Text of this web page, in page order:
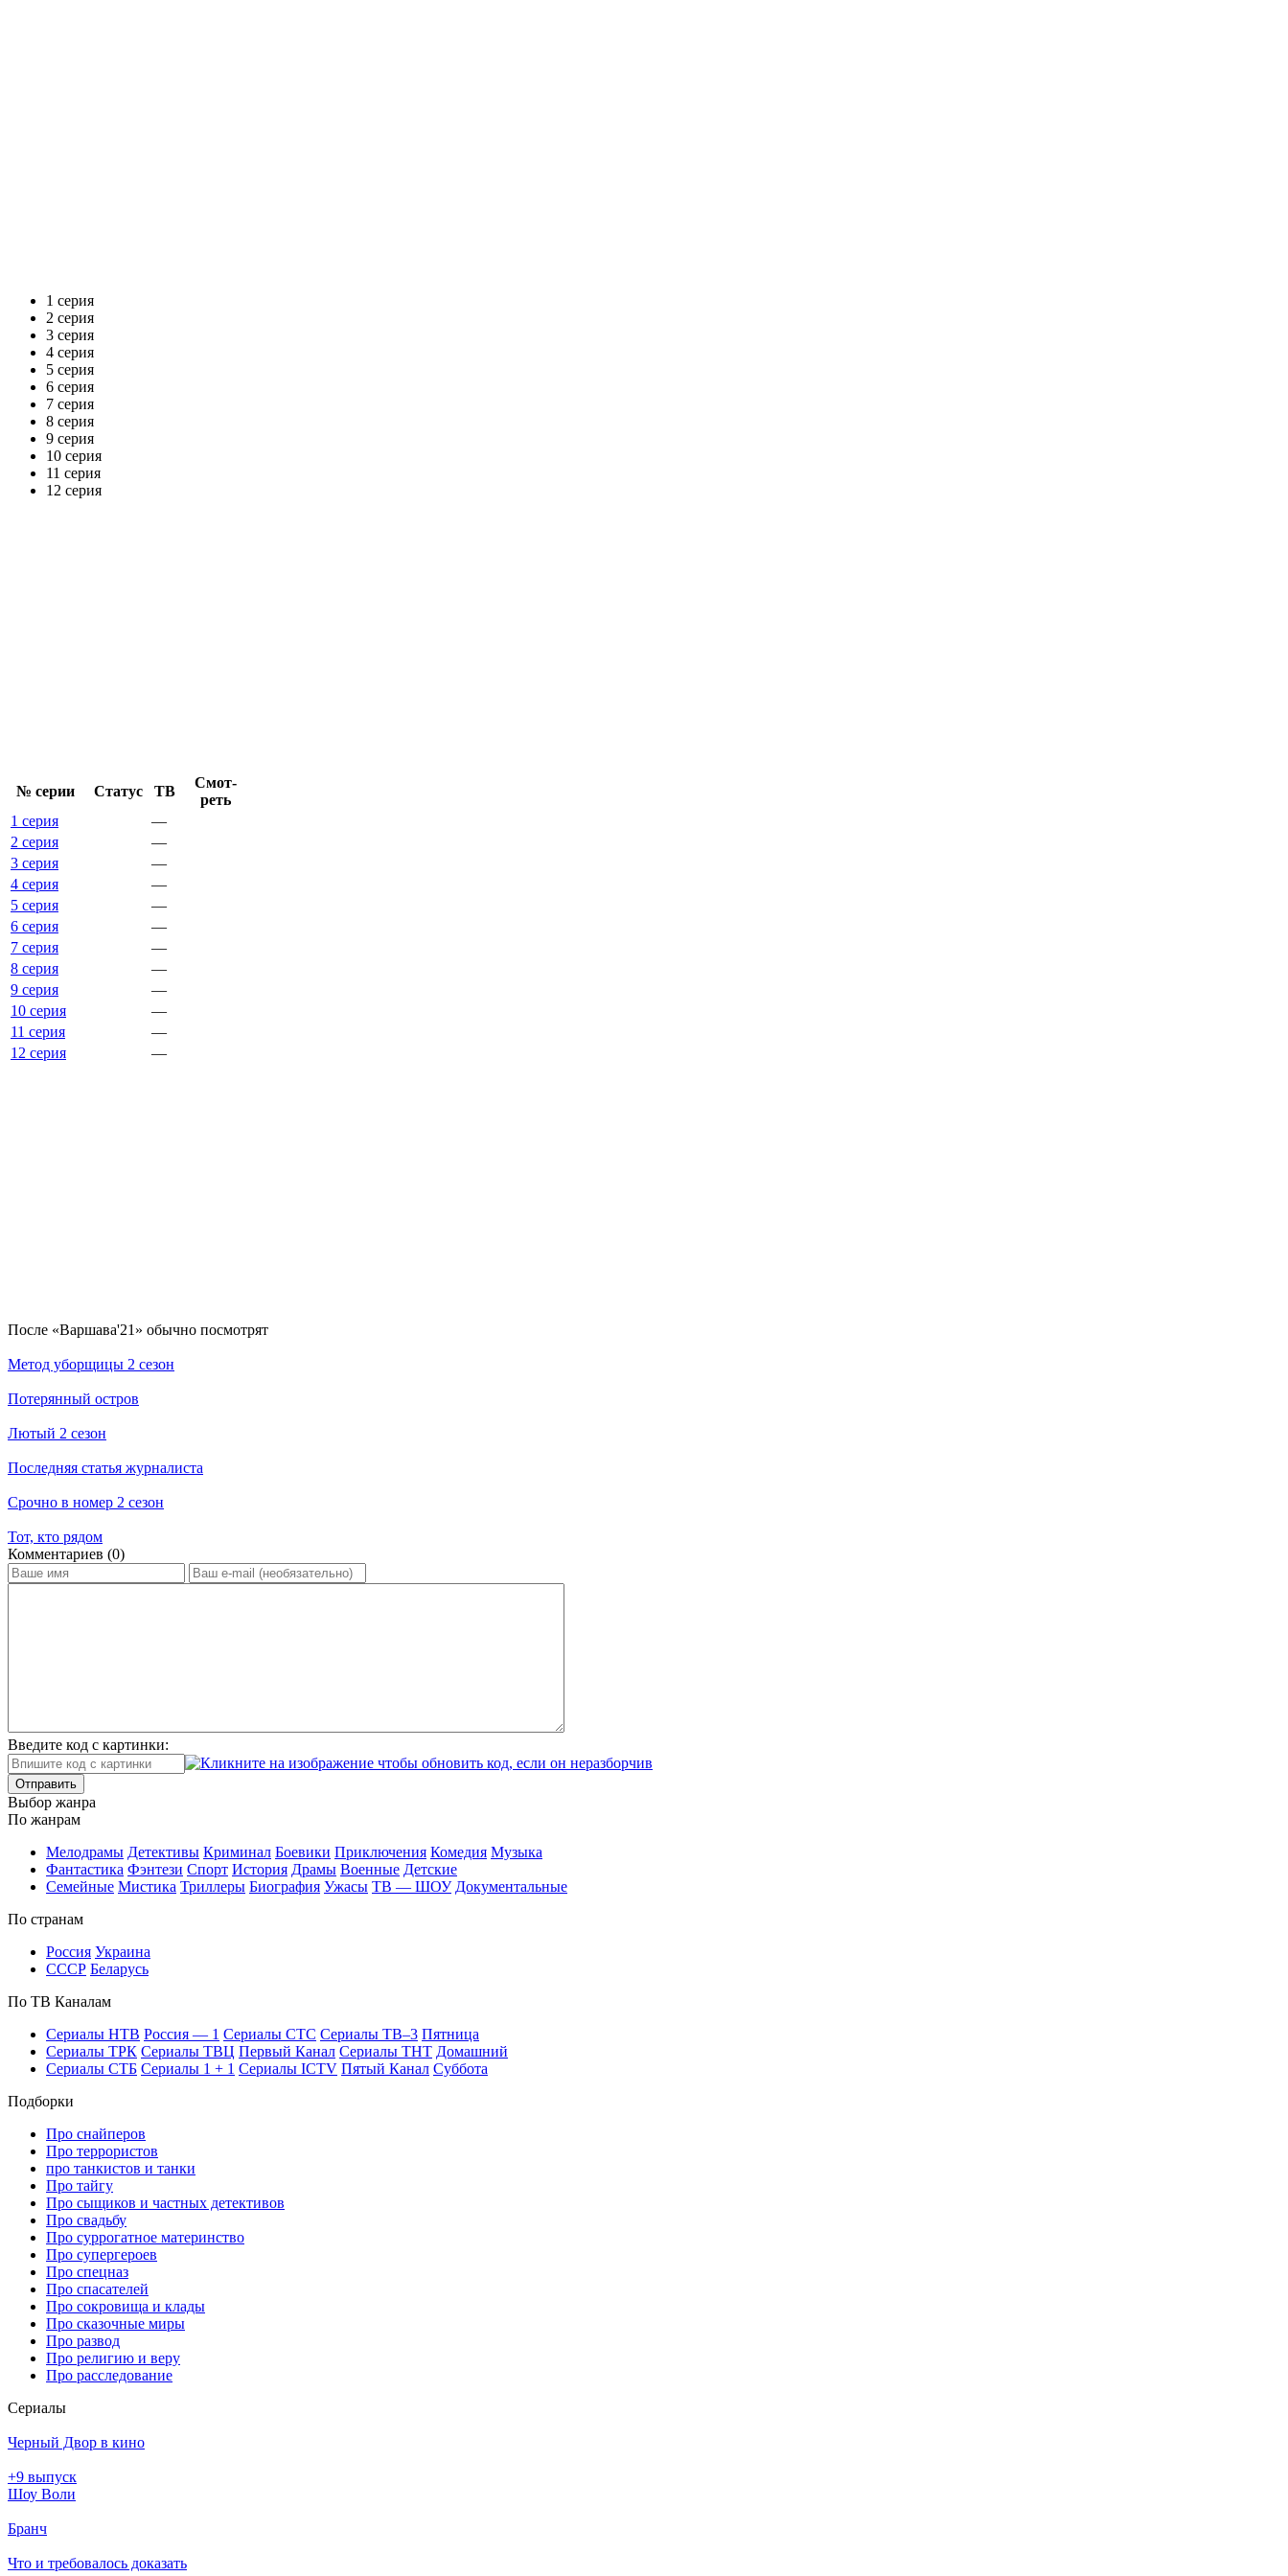
1 серия
2 серия
3 серия
4 серия
5 серия
6 серия
7 серия
8 серия
9 серия
10 серия
11 серия
12 серия
№ се­рии Ста­тус ТВ
Смот­
реть
1 серия
—
2 серия
—
3 серия
—
4 серия
—
5 серия
—
6 серия
—
7 серия
—
8 серия
—
9 серия
—
10 серия
—
11 серия
—
12 серия
—
По­сле «Варшава'21» обыч­но по­смот­рят
Метод уборщицы 2 сезон
Потерянный остров
Лютый 2 сезон
Последняя статья журналиста
Срочно в номер 2 сезон
Тот, кто рядом
Ком­мен­та­ри­ев (0)
Введите код с картинки:
Отправить
Вы­бор жан­ра
По жан­рам
Ме­ло­дра­мы Де­тек­ти­вы Кри­ми­нал Бое­ви­ки При­клю­че­ния Ко­ме­дия Му­зы­ка
Фан­та­сти­ка Фэн­те­зи Спорт Ис­то­рия Дра­мы Во­ен­ные Дет­ские
Се­мей­ные Мис­ти­ка Трил­ле­ры Био­гра­фия Ужа­сы ТВ — ШОУ До­ку­мен­таль­ные
По стра­нам
Рос­сия Ук­раи­на
СССР Бе­ла­русь
По ТВ Ка­на­лам
Се­риа­лы НТВ Рос­сия — 1 Се­риа­лы СТС Се­риа­лы ТВ–3 Пят­ни­ца
Се­риа­лы ТРК Се­риа­лы ТВЦ Пер­вый Ка­нал Се­риа­лы ТНТ До­маш­ний
Се­риа­лы СТБ Се­риа­лы 1 + 1 Се­риа­лы ICTV Пя­тый Ка­нал Суб­бо­та
Подборки
Про снайперов
Про террористов
про танкистов и танки
Про тайгу
Про сыщиков и частных детективов
Про свадьбу
Про суррогатное материнство
Про супергероев
Про спецназ
Про спасателей
Про сокровища и клады
Про сказочные миры
Про развод
Про религию и веру
Про расследование
Се­риа­лы
Черный Двор в кино
+9 выпуск
Шоу Воли
Бранч
Что и требовалось доказать